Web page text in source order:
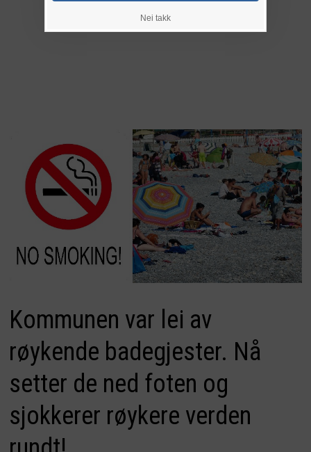
Kommunen var lei av
røykende badegjester. Nå
setter de ned foten og
sjokkerer røykere verden
Nei takk